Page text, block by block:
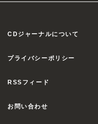
CDジャーナルについて
プライバシーポリシー
RSSフィード
お問い合わせ